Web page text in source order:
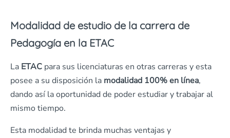
Modalidad de estudio de la carrera de
Pedagogía en la ETAC
La ETAC para sus licenciaturas en otras carreras y esta
posee a su disposición la modalidad 100% en línea,
dando así la oportunidad de poder estudiar y trabajar al
mismo tiempo.
Esta modalidad te brinda muchas ventajas y